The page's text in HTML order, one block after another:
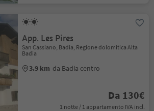
App. Les Pires
San Cassiano, Badia, Regione dolomitica Alta
Badia
3.9 km da Badia centro
Da 130€
1 notte / 1 appartamento IVA incl.